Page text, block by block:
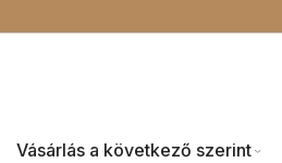
Vásárlás a következő szerint